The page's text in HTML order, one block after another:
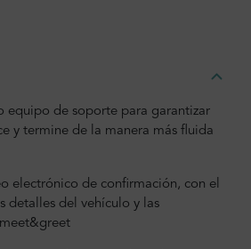
equipo de soporte para garantizar
y termine de la manera más fluida
electrónico de confirmación, con el
detalles del vehículo y las